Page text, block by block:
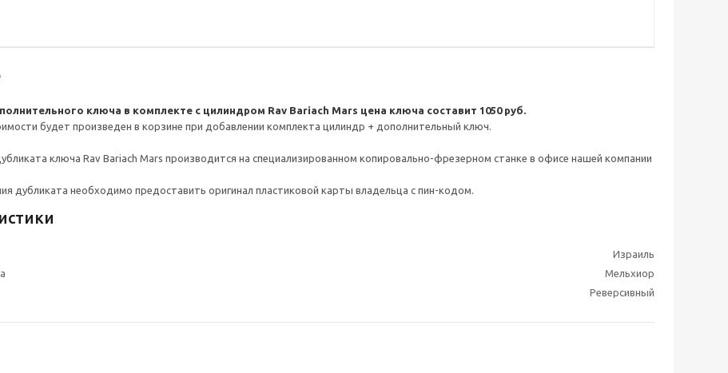
ключа в комплекте с цилиндром Rav Bariach Mars цена ключа составит 1050 руб.
будет произведен в корзине при добавлении комплекта цилиндр + дополнительный ключ.
ключа Rav Bariach Mars производится на специализированном копировально-фрезерном станке в офисе нашей компании
дубликата необходимо предоставить оригинал пластиковой карты владельца с пин-кодом.
Израиль
Мельхиор
Реверсивный